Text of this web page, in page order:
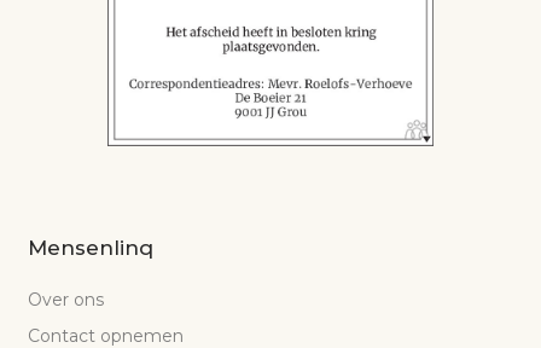
Mensenlinq
Over ons
Contact opnemen